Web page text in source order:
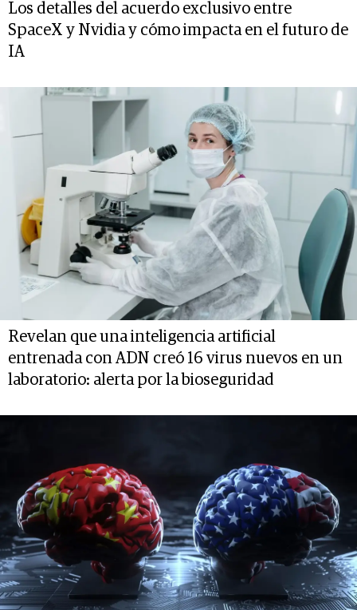
Los detalles del acuerdo exclusivo entre
SpaceX y Nvidia y cómo impacta en el futuro de
IA
Revelan que una inteligencia artificial
entrenada con ADN creó 16 virus nuevos en un
laboratorio: alerta por la bioseguridad